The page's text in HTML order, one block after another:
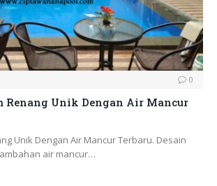
0
Renang Unik Dengan Air Mancur
Unik Dengan Air Mancur Terbaru. Desain
air mancur…